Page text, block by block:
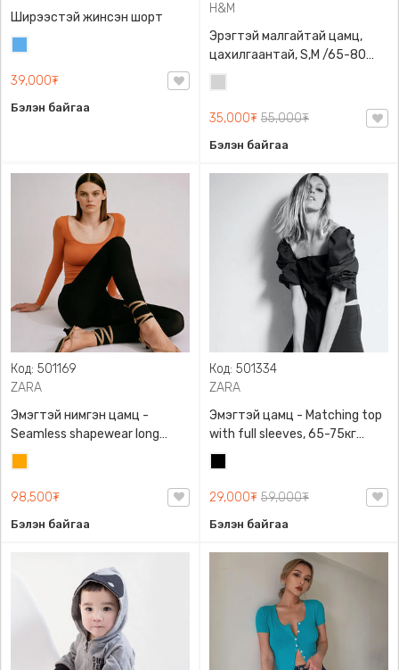
Ширээстэй жинсэн шорт
39,000₮
Бэлэн байгаа
H&M
Эрэгтэй малгайтай цамц,
цахилгаантай, S,M /65-80
кг/, H&M, 0852614006,
Даавуу
35,000₮ 55,000₮
Бэлэн байгаа
Код: 501169
ZARA
Эмэгтэй нимгэн цамц -
Seamless shapewear long
sleeve t-shirt, 40-60кг жинд
таарна, ZARA, 8779/458/615,
Урт ханцуйтай
98,500₮
Бэлэн байгаа
Код: 501334
ZARA
Эмэгтэй цамц - Matching top
with full sleeves, 65-75кг
жинд таарна, ZARA,
0962/642/800, Задгай
энгэртэй, Урт ханцуйтай,
29,000₮ 59,000₮
Бэлэн байгаа